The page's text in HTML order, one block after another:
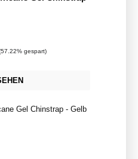
gespart)